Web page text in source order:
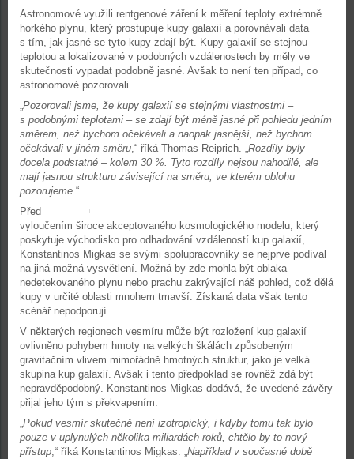
Astronomové využili rentgenové záření k měření teploty extrémně
horkého plynu, který prostupuje kupy galaxií a porovnávali data
s tím, jak jasné se tyto kupy zdají být. Kupy galaxií se stejnou
teplotou a lokalizované v podobných vzdálenostech by měly ve
skutečnosti vypadat podobně jasné. Avšak to není ten případ, co
astronomové pozorovali.
„Pozorovali jsme, že kupy galaxií se stejnými vlastnostmi –
s podobnými teplotami – se zdají být méně jasné při pohledu jedním
směrem, než bychom očekávali a naopak jasnější, než bychom
očekávali v jiném směru,“ říká Thomas Reiprich. „Rozdíly byly
docela podstatné – kolem 30 %. Tyto rozdíly nejsou nahodilé, ale
mají jasnou strukturu závisející na směru, ve kterém oblohu
pozorujeme.“
Před
vyloučením široce akceptovaného kosmologického modelu, který
poskytuje východisko pro odhadování vzdáleností kup galaxií,
Konstantinos Migkas se svými spolupracovníky se nejprve podíval
na jiná možná vysvětlení. Možná by zde mohla být oblaka
nedetekovaného plynu nebo prachu zakrývající náš pohled, což dělá
kupy v určité oblasti mnohem tmavší. Získaná data však tento
scénář nepodporují.
V některých regionech vesmíru může být rozložení kup galaxií
ovlivněno pohybem hmoty na velkých škálách způsobeným
gravitačním vlivem mimořádně hmotných struktur, jako je velká
skupina kup galaxií. Avšak i tento předpoklad se rovněž zdá být
nepravděpodobný. Konstantinos Migkas dodává, že uvedené závěry
přijal jeho tým s překvapením.
„Pokud vesmír skutečně není izotropický, i kdyby tomu tak bylo
pouze v uplynulých několika miliardách roků, chtělo by to nový
přístup,“ říká Konstantinos Migkas. „Například v současné době